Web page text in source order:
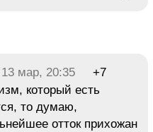
13 мар, 20:35
+7
который есть
то думаю,
отток прихожан